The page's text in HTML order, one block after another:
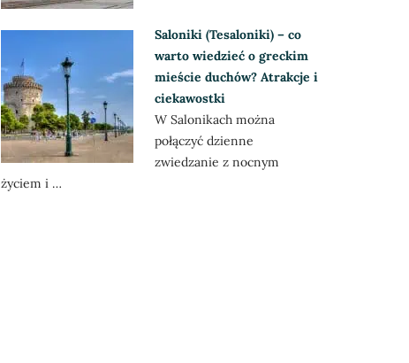
Saloniki (Tesaloniki) – co
warto wiedzieć o greckim
mieście duchów? Atrakcje i
ciekawostki
W Salonikach można
połączyć dzienne
zwiedzanie z nocnym
życiem i …